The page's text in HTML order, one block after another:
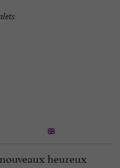
heureux